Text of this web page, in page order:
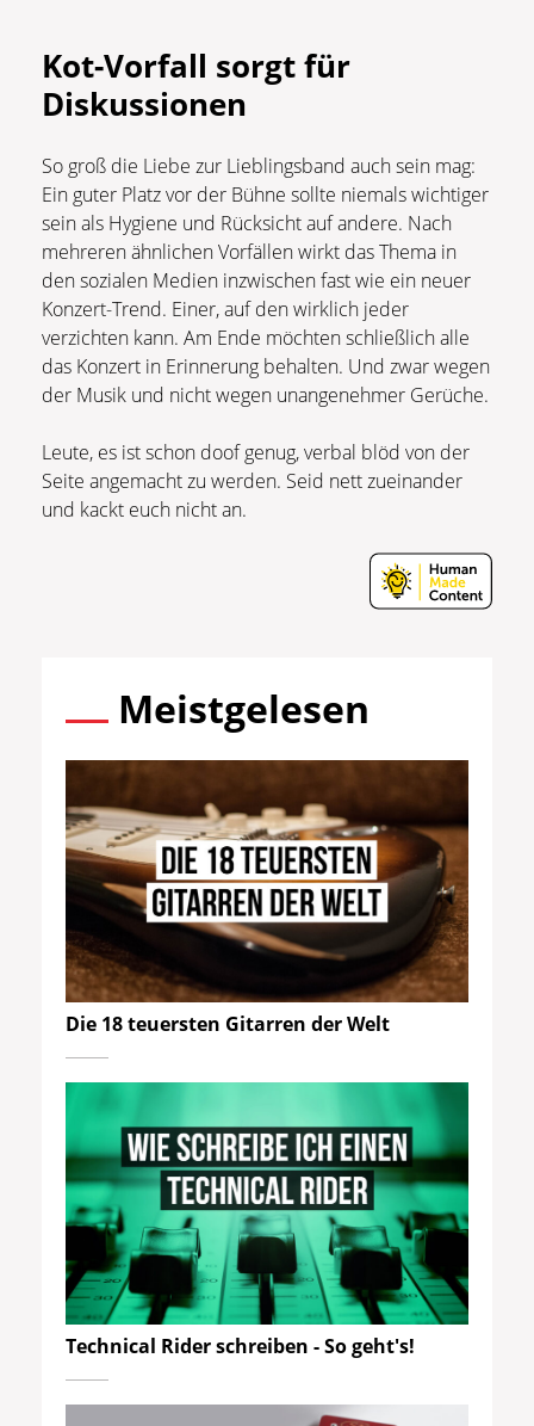
Kot-Vorfall sorgt für
Diskussionen
So groß die Liebe zur Lieblingsband auch sein mag:
Ein guter Platz vor der Bühne sollte niemals wichtiger
sein als Hygiene und Rücksicht auf andere. Nach
mehreren ähnlichen Vorfällen wirkt das Thema in
den sozialen Medien inzwischen fast wie ein neuer
Konzert-Trend. Einer, auf den wirklich jeder
verzichten kann. Am Ende möchten schließlich alle
das Konzert in Erinnerung behalten. Und zwar wegen
der Musik und nicht wegen unangenehmer Gerüche.
Leute, es ist schon doof genug, verbal blöd von der
Seite angemacht zu werden. Seid nett zueinander
und kackt euch nicht an.
Meistgelesen
Die 18 teuersten Gitarren der Welt
Technical Rider schreiben - So geht's!